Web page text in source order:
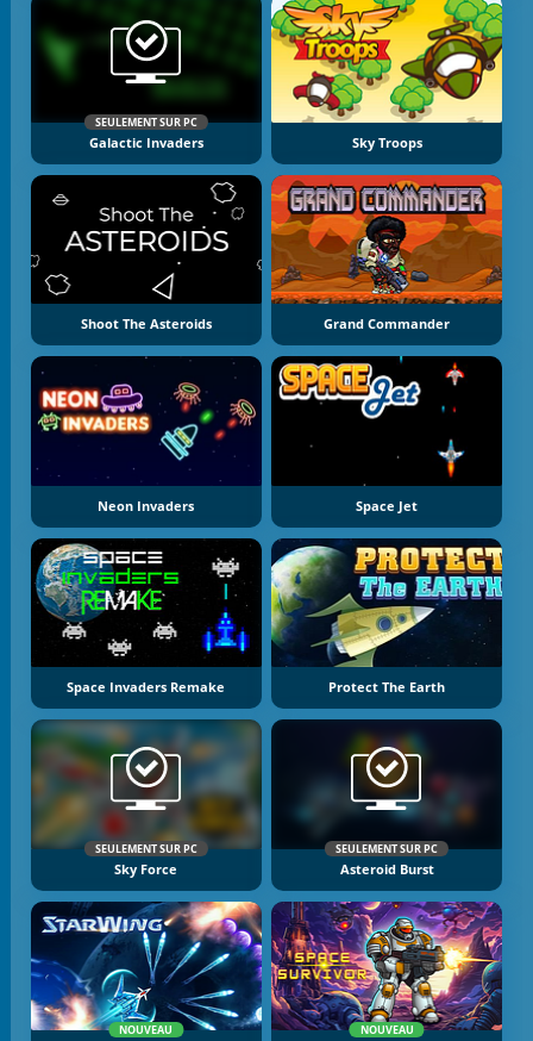
SEULEMENT SUR PC
Galactic Invaders Sky Troops
Shoot The Asteroids Grand Commander
Neon Invaders Space Jet
Space Invaders Remake Protect The Earth
SEULEMENT SUR PC
Sky Force
SEULEMENT SUR PC
Asteroid Burst
NOUVEAU NOUVEAU